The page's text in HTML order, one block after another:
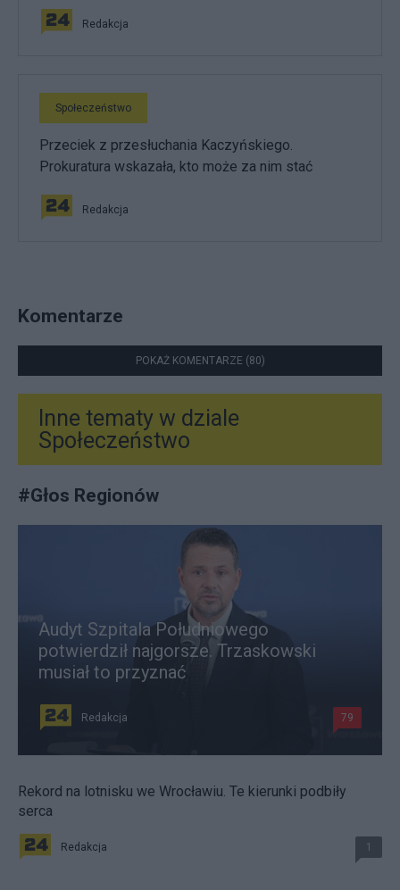
Redakcja
Społeczeństwo
Przeciek z przesłuchania Kaczyńskiego.
Prokuratura wskazała, kto może za nim stać
Redakcja
Komentarze
POKAŻ KOMENTARZE (80)
Inne tematy w dziale
Społeczeństwo
#Głos Regionów
Audyt Szpitala Południowego
potwierdził najgorsze. Trzaskowski
musiał to przyznać
Redakcja 79
Rekord na lotnisku we Wrocławiu. Te kierunki podbiły
serca
Redakcja 1